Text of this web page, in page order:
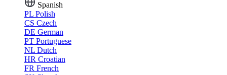
Spanish
PL Polish
CS Czech
DE German
PT Portuguese
NL Dutch
HR Croatian
FR French